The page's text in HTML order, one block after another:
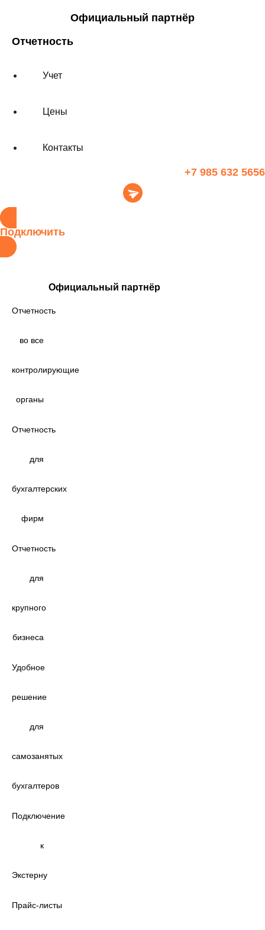
Официальный партнёр
Отчетность
Учет
Цены
Контакты
+7 985 632 5656
Подключить
Официальный партнёр
Отчетность
во все
контролирующие
органы
Отчетность
для
бухгалтерских
фирм
Отчетность
для
крупного
бизнеса
Удобное
решение
для
самозанятых
бухгалтеров
Подключение
к
Экстерну
Прайс‑листы